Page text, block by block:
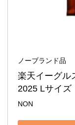
ノーブランド品
楽天イーグル
2025 Lサイズ
NON